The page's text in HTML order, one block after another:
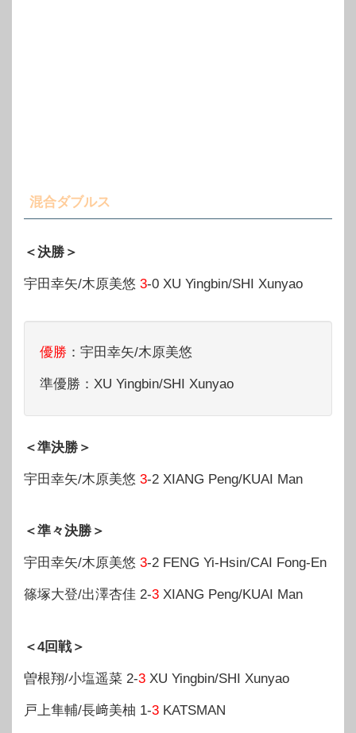
混合ダブルス
＜決勝＞
宇田幸矢/木原美悠 3-0 XU Yingbin/SHI Xunyao
優勝 ：宇田幸矢/木原美悠
準優勝：XU Yingbin/SHI Xunyao
＜準決勝＞
宇田幸矢/木原美悠 3-2 XIANG Peng/KUAI Man
＜準々決勝＞
宇田幸矢/木原美悠 3-2 FENG Yi-Hsin/CAI Fong-En
篠塚大登/出澤杏佳 2-3 XIANG Peng/KUAI Man
＜4回戦＞
曽根翔/小塩遥菜 2-3 XU Yingbin/SHI Xunyao
戸上隼輔/長﨑美柚 1-3 KATSMAN